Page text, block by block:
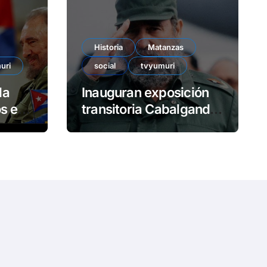
Historia
Matanzas
social
tvyumuri
Inauguran exposición
transitoria Cabalgando
con Fidel